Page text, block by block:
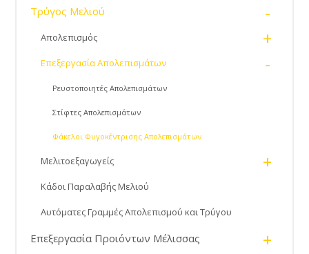
Τρύγος Μελιού -
Απολεπισμός +
Επεξεργασία Απολεπισμάτων -
Ρευστοποιητές Απολεπισμάτων
Στίφτες Απολεπισμάτων
Φάκελοι Φυγοκέντρισης Απολεπισμάτων
Μελιτοεξαγωγείς +
Κάδοι Παραλαβής Μελιού
Αυτόματες Γραμμές Απολεπισμού και Τρύγου
Επεξεργασία Προιόντων Μέλισσας +